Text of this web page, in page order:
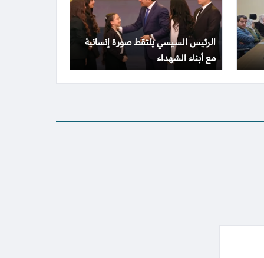
الرئيس السيسي يلتقط صورة إنسانية
مع أبناء الشهداء